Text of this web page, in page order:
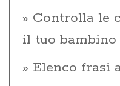
Controlla le
il tuo bambino
Elenco frasi